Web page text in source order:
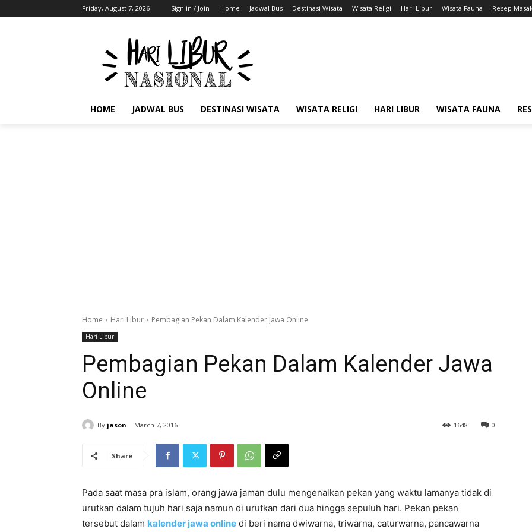
Friday, August 7, 2026 Sign in / Join Home Jadwal Bus Destinasi Wisata Wisata Religi Hari Libur Wisata Fauna Resep
HOME JADWAL BUS DESTINASI WISATA WISATA RELIGI HARI LIBUR WISATA FAUNA
Home Hari Libur Pembagian Pekan Dalam Kalender Jawa Online
Hari Libur
Pembagian Pekan Dalam Kalender Jawa
Online
By jason March 7, 2016 0
1648
Share
Pada saat masa pra islam, orang jawa jaman dulu mengenalkan pekan yang waktu lamanya tidak di
urutkan dalam tujuh hari saja namun di urutkan dari dua hingga sepuluh hari. Pekan pekan
tersebut dalam kalender jawa online di beri nama dwiwarna, triwarna, caturwarna, pancawarna